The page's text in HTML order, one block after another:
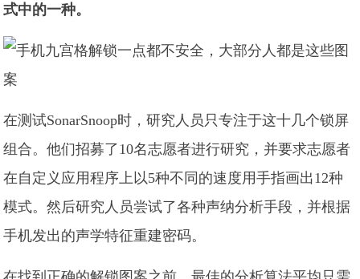
式中的一种。
在测试SonarSnoop时，研究人员只专注于这十几个锁屏
组合。他们招募了10名志愿者进行研究，并要求志愿者
在自定义应用程序上以5种不同的速度用手指画出12种
模式。然后研究人员尝试了各种声纳分析手段，并根据
手机发出的声学特征重建密码。